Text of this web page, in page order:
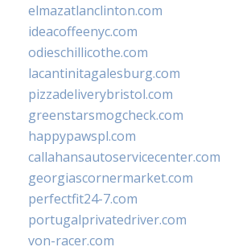
elmazatlanclinton.com
ideacoffeenyc.com
odieschillicothe.com
lacantinitagalesburg.com
pizzadeliverybristol.com
greenstarsmogcheck.com
happypawspl.com
callahansautoservicecenter.com
georgiascornermarket.com
perfectfit24-7.com
portugalprivatedriver.com
von-racer.com